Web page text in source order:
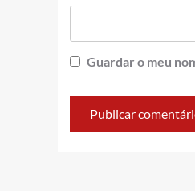
Guardar o meu